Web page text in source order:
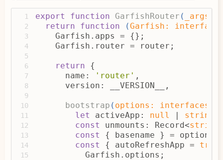
1
2
3
4
5
6
7
8
9
10
11
12
13
14
15
export function GarfishRouter (
return
function (Garfish:
    Garfish.apps = {};
    Garfish.router = router;
return {
      name:
'router' ,
      version: __VERSION__,
bootstrap ( options:
let activeApp: null | string
const unmounts: Record<string
const { basename } = options;
const { autoRefreshApp = true
          Garfish.options;